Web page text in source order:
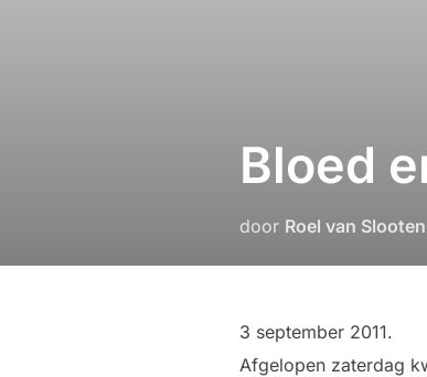
Bloed
door Roel van Slooten
3 september 2011.
Afgelopen zaterdag